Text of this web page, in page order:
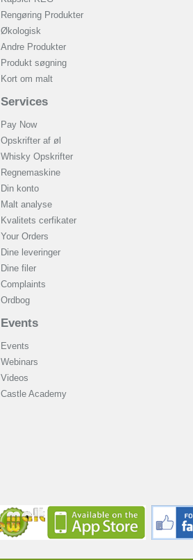
Rengøring Produkter
Økologisk
Andre Produkter
Produkt søgning
Kort om malt
Services
Pay Now
Opskrifter af øl
Whisky Opskrifter
Regnemaskine
Din konto
Malt analyse
Kvalitets cerfikater
Your Orders
Dine leveringer
Dine filer
Complaints
Ordbog
Events
Events
Webinars
Videos
Castle Academy